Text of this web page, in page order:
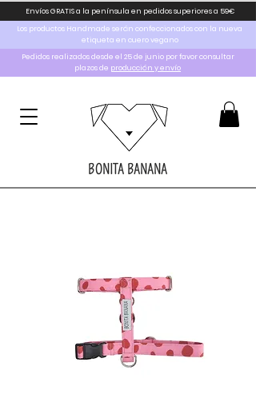
Envíos GRATIS a la península en pedidos superiores a 59€
Los productos Handmade serán confeccionados con la nueva
etiqueta en cuero vegano
BONITA BANANA
Pedidos realizados desde el 25 de junio por favor consultar
plazos de producción y envío